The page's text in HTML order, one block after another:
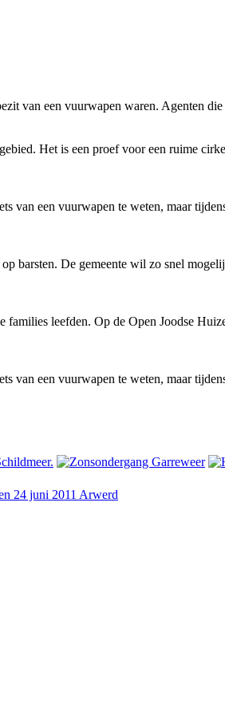
van een vuurwapen waren. Agenten
Het is een proef voor een ruime
van een vuurwapen te weten, maar
op barsten. De gemeente wil zo snel
leefden. Op de Open Joodse
van een vuurwapen te weten, maar